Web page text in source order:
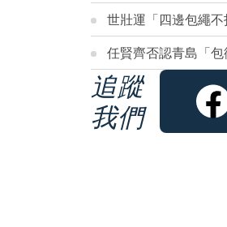
世壯運「四邊包繩
任賢齊否認青島「
追蹤
我們